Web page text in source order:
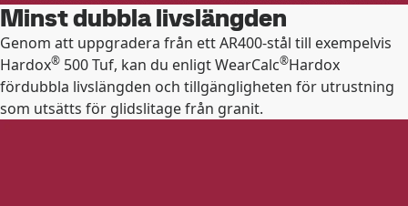
Minst dubbla livslängden
Genom att uppgradera från ett AR400-stål till exempelvis
Hardox® 500 Tuf, kan du enligt WearCalc®Hardox
fördubbla livslängden och tillgängligheten för utrustning
som utsätts för glidslitage från granit.